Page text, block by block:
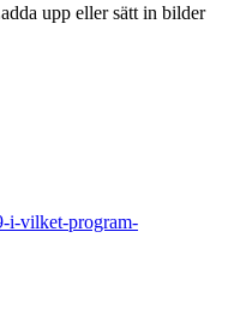
upp eller sätt in bilder
i-vilket-program-